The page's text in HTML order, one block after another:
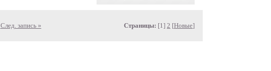
След. запись » Страницы: [1] 2 [Новые]